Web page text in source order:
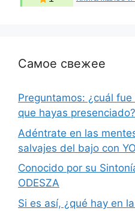
Самое свежее
Preguntamos: ¿cuál
que hayas presenciado?
Adéntrate en las
salvajes del bajo con
Conocido por su
ODESZA
Si es así, ¿qué hay en